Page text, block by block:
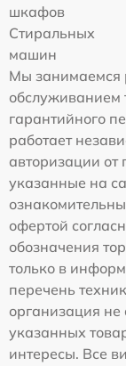
шкафов
Стиральных
машин
Мы занимаемся
обслуживанием
гарантийного
работает
авторизации от
указанные на
офертой
обозначения
только в
перечень
организация
указанных
интересы. Все